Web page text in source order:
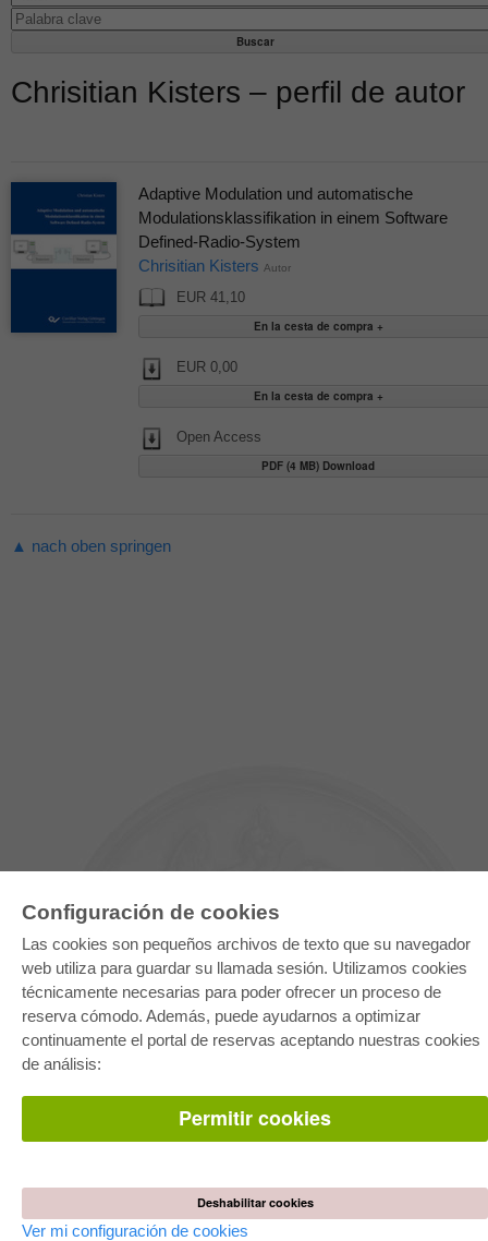
Configuración de cookies
Las cookies son pequeños archivos de texto que su navegador
web utiliza para guardar su llamada sesión. Utilizamos cookies
técnicamente necesarias para poder ofrecer un proceso de
reserva cómodo. Además, puede ayudarnos a optimizar
continuamente el portal de reservas aceptando nuestras cookies
de análisis:
Permitir cookies
Deshabilitar cookies
Ver mi configuración de cookies
Chrisitian Kisters – perfil de autor
Adaptive Modulation und automatische
Modulationsklassifikation in einem Software
Defined-Radio-System
Chrisitian Kisters Autor
EUR 41,10
EUR 0,00
Open Access
PDF (4 MB) Download
▲ nach oben springen
E-COLLECTION
Paquete entero
Paquete de especialidades
Facilitación de E-Books
Preguntas mas frequentes(FAQ)
Todos los autores
Condiciones